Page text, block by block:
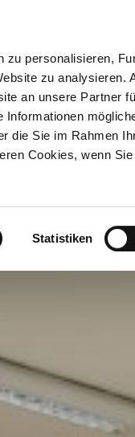
personalisieren,
zu analysieren.
an unsere Partner
die Sie im Rahmen
Cookies, wenn
Statistiken